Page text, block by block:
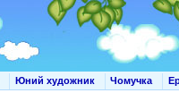
Юний художник Чомучка